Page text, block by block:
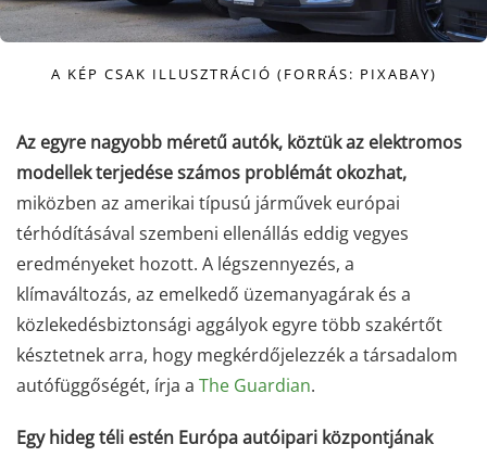
A KÉP CSAK ILLUSZTRÁCIÓ (FORRÁS: PIXABAY)
Az egyre nagyobb méretű autók, köztük az elektromos
modellek terjedése számos problémát okozhat,
miközben az amerikai típusú járművek európai
térhódításával szembeni ellenállás eddig vegyes
eredményeket hozott. A légszennyezés, a
klímaváltozás, az emelkedő üzemanyagárak és a
közlekedésbiztonsági aggályok egyre több szakértőt
késztetnek arra, hogy megkérdőjelezzék a társadalom
autófüggőségét, írja a The Guardian.
Egy hideg téli estén Európa autóipari központjának